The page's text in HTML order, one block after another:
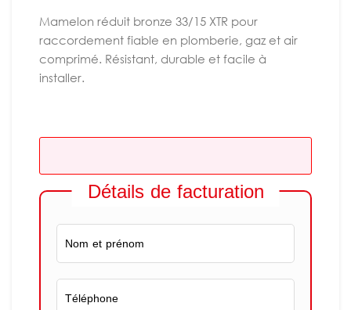
Mamelon réduit bronze 33/15 XTR pour
raccordement fiable en plomberie, gaz et air
comprimé. Résistant, durable et facile à
installer.
Détails de facturation